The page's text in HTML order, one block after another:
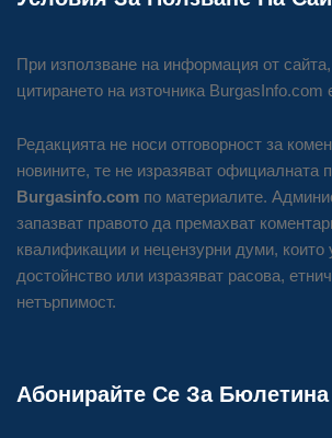
При използване на информация от сайта,
цитирането на източника BurgasInfo.com
Редакцията не носи отговорност за
новините, те не изразяват официалната
Burgasinfo.com по материалите.
запазват правото да премахват
квалификации и нецензурни думи, които
достойнство или изразяват расова,
нетърпимост.
Абонирайте Се За